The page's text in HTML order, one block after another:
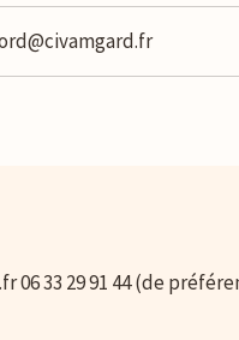
33 29 91 44 (de